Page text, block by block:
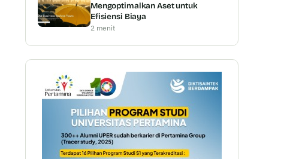
Mengoptimalkan Aset untuk
Efisiensi Biaya
2 menit